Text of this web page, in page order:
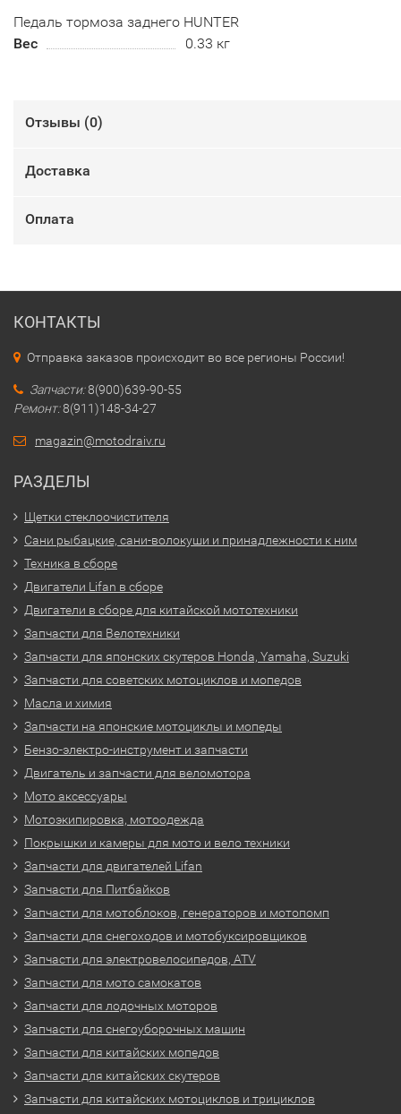
Педаль тормоза заднего HUNTER
Вес
0.33 кг
Отзывы (0)
Доставка
Оплата
КОНТАКТЫ
Отправка заказов происходит во все регионы России!
Запчасти:8(900)639-90-55
Ремонт:8(911)148-34-27
magazin@motodraiv.ru
РАЗДЕЛЫ
Щетки стеклоочистителя
Сани рыбацкие, сани-волокуши и принадлежности к ним
Техника в сборе
Двигатели Lifan в сборе
Двигатели в сборе для китайской мототехники
Запчасти для Велотехники
Запчасти для японских скутеров Honda, Yamaha, Suzuki
Запчасти для советских мотоциклов и мопедов
Масла и химия
Запчасти на японские мотоциклы и мопеды
Бензо-электро-инструмент и запчасти
Двигатель и запчасти для веломотора
Мото аксессуары
Мотоэкипировка, мотоодежда
Покрышки и камеры для мото и вело техники
Запчасти для двигателей Lifan
Запчасти для Питбайков
Запчасти для мотоблоков, генераторов и мотопомп
Запчасти для снегоходов и мотобуксировщиков
Запчасти для электровелосипедов, ATV
Запчасти для мото самокатов
Запчасти для лодочных моторов
Запчасти для снегоуборочных машин
Запчасти для китайских мопедов
Запчасти для китайских скутеров
Запчасти для китайских мотоциклов и трициклов